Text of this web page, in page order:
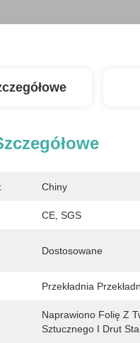
Chiny
CE, SGS
Dostosowane
Przekładnia
Naprawiono Folię Z
Sztucznego I Drut